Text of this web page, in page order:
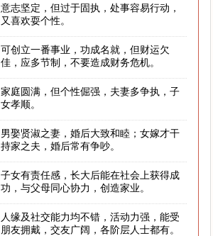
意志坚定，但过于固执，处事容易行动，
又喜欢耍个性。
可创立一番事业，功成名就，但财运欠
佳，应多节制，不要造成财务危机。
家庭圆满，但个性倔强，夫妻多争执，子
女孝顺。
男娶贤淑之妻，婚后大致和睦；女嫁才干
持家之夫，婚后常有争吵。
子女有责任感，长大后能在社会上获得成
功，与父母同心协力，创造家业。
人缘及社交能力均不错，活动力强，能受
朋友拥戴，交友广阔，各阶层人士都有。